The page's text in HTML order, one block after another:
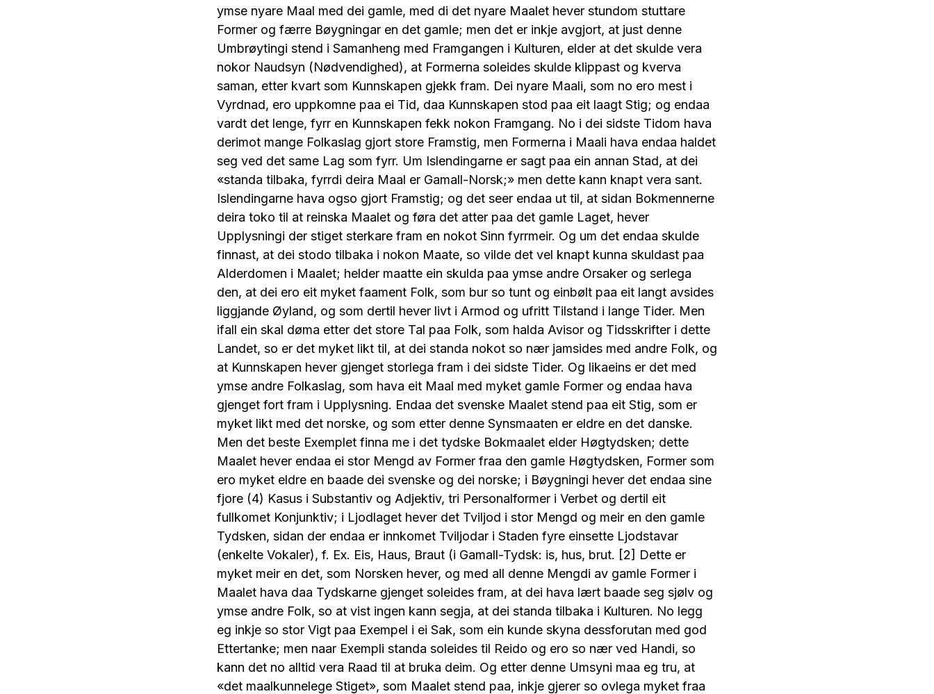
ymse nyare Maal med dei gamle, med di det nyare Maalet hever stundom stuttare
Former og færre Bøygningar en det gamle; men det er inkje avgjort, at just denne
Umbrøytingi stend i Samanheng med Framgangen i Kulturen, elder at det skulde vera
nokor Naudsyn (Nødvendighed), at Formerna soleides skulde klippast og kverva
saman, etter kvart som Kunnskapen gjekk fram. Dei nyare Maali, som no ero mest i
Vyrdnad, ero uppkomne paa ei Tid, daa Kunnskapen stod paa eit laagt Stig; og endaa
vardt det lenge, fyrr en Kunnskapen fekk nokon Framgang. No i dei sidste Tidom hava
derimot mange Folkaslag gjort store Framstig, men Formerna i Maali hava endaa haldet
seg ved det same Lag som fyrr. Um Islendingarne er sagt paa ein annan Stad, at dei
«standa tilbaka, fyrrdi deira Maal er Gamall-Norsk;» men dette kann knapt vera sant.
Islendingarne hava ogso gjort Framstig; og det seer endaa ut til, at sidan Bokmennerne
deira toko til at reinska Maalet og føra det atter paa det gamle Laget, hever
Upplysningi der stiget sterkare fram en nokot Sinn fyrrmeir. Og um det endaa skulde
finnast, at dei stodo tilbaka i nokon Maate, so vilde det vel knapt kunna skuldast paa
Alderdomen i Maalet; helder maatte ein skulda paa ymse andre Orsaker og serlega
den, at dei ero eit myket faament Folk, som bur so tunt og einbølt paa eit langt avsides
liggjande Øyland, og som dertil hever livt i Armod og ufritt Tilstand i lange Tider. Men
ifall ein skal døma etter det store Tal paa Folk, som halda Avisor og Tidsskrifter i dette
Landet, so er det myket likt til, at dei standa nokot so nær jamsides med andre Folk, og
at Kunnskapen hever gjenget storlega fram i dei sidste Tider. Og likaeins er det med
ymse andre Folkaslag, som hava eit Maal med myket gamle Former og endaa hava
gjenget fort fram i Upplysning. Endaa det svenske Maalet stend paa eit Stig, som er
myket likt med det norske, og som etter denne Synsmaaten er eldre en det danske.
Men det beste Exemplet finna me i det tydske Bokmaalet elder Høgtydsken; dette
Maalet hever endaa ei stor Mengd av Former fraa den gamle Høgtydsken, Former som
ero myket eldre en baade dei svenske og dei norske; i Bøygningi hever det endaa sine
fjore (4) Kasus i Substantiv og Adjektiv, tri Personalformer i Verbet og dertil eit
fullkomet Konjunktiv; i Ljodlaget hever det Tviljod i stor Mengd og meir en den gamle
Tydsken, sidan der endaa er innkomet Tviljodar i Staden fyre einsette Ljodstavar
(enkelte Vokaler), f. Ex. Eis, Haus, Braut (i Gamall-Tydsk: is, hus, brut. [2] Dette er
myket meir en det, som Norsken hever, og med all denne Mengdi av gamle Former i
Maalet hava daa Tydskarne gjenget soleides fram, at dei hava lært baade seg sjølv og
ymse andre Folk, so at vist ingen kann segja, at dei standa tilbaka i Kulturen. No legg
eg inkje so stor Vigt paa Exempel i ei Sak, som ein kunde skyna dessforutan med god
Ettertanke; men naar Exempli standa soleides til Reido og ero so nær ved Handi, so
kann det no alltid vera Raad til at bruka deim. Og etter denne Umsyni maa eg tru, at
«det maalkunnelege Stiget», som Maalet stend paa, inkje gjerer so ovlega myket fraa